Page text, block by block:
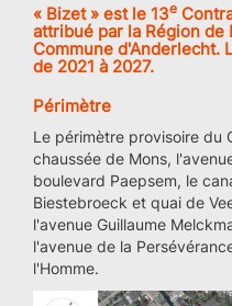
« Bizet » est le 13e
attribué par la Région
Commune d'Anderlecht.
de 2021 à 2027.
Périmètre
Le périmètre provisoire du
chaussée de Mons,
boulevard Paepsem, le
Biestebroeck et quai de
l'avenue Guillaume
l'avenue de la
l'Homme.